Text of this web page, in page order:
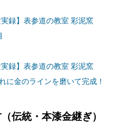
録】表参道の教室 彩泥窯
録】表参道の教室 彩泥窯
に金のラインを磨いて完成！
伝統・本漆金継ぎ）